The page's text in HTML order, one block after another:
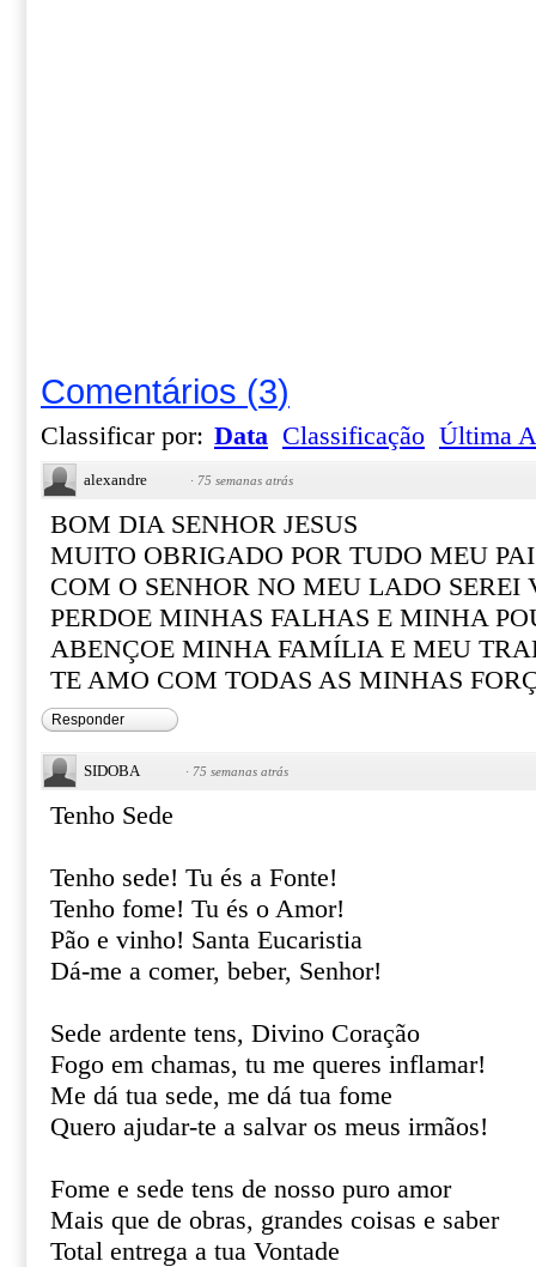
Comentários (3)
Classificar por: Data Classificação Última
alexandre · 75 semanas atrás
BOM DIA SENHOR JESUS
MUITO OBRIGADO POR TUDO MEU PAI
COM O SENHOR NO MEU LADO SEREI
PERDOE MINHAS FALHAS E MINHA
ABENÇOE MINHA FAMÍLIA E MEU
TE AMO COM TODAS AS MINHAS
Responder
SIDOBA · 75 semanas atrás
Tenho Sede
Tenho sede! Tu és a Fonte!
Tenho fome! Tu és o Amor!
Pão e vinho! Santa Eucaristia
Dá-me a comer, beber, Senhor!
Sede ardente tens, Divino Coração
Fogo em chamas, tu me queres inflamar!
Me dá tua sede, me dá tua fome
Quero ajudar-te a salvar os meus irmãos!
Fome e sede tens de nosso puro amor
Mais que de obras, grandes coisas e saber
Total entrega a tua Vontade